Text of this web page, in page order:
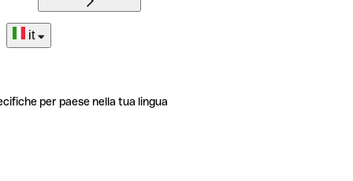
it
per paese nella tua lingua